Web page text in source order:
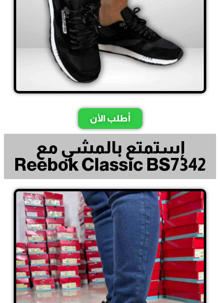
أطلب الأن
إستمتع بالمشي مع
Reebok Classic BS7342